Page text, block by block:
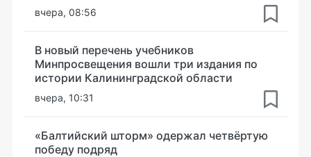
вчера, 08:56
В новый перечень учебников
Минпросвещения вошли три издания по
истории Калининградской области
вчера, 10:31
«Балтийский шторм» одержал четвёртую
победу подряд